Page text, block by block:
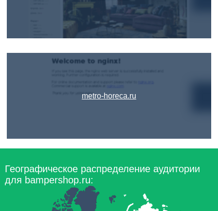
metro-horeca.ru
Географическое распределение аудитории
для bampershop.ru: